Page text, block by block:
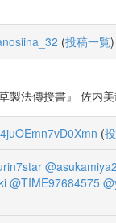
(投稿一覧)
製法傳授書』 佐内
(
@TIME97684575